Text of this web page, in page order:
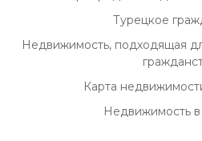
Турецкое
Недвижимость, подходящая
Карта
Недвижимость